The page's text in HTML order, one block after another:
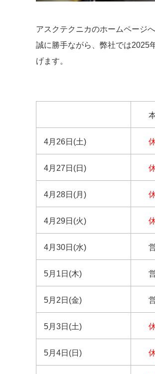
アスクテクニカのホームページ
誠に勝手ながら、弊社では2025
げます。
4月26日(土)
4月27日(日)
4月28日(月)
4月29日(火)
4月30日(水)
5月1日(木)
5月2日(金)
5月3日(土)
5月4日(日)